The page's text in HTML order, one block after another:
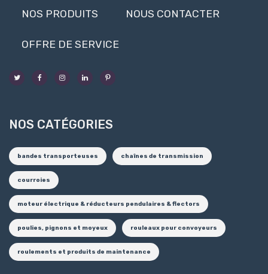
NOS PRODUITS NOUS CONTACTER
OFFRE DE SERVICE
NOS CATÉGORIES
bandes transporteuses chaînes de transmission
courroies
moteur électrique & réducteurs pendulaires & flectors
poulies, pignons et moyeux rouleaux pour convoyeurs
roulements et produits de maintenance